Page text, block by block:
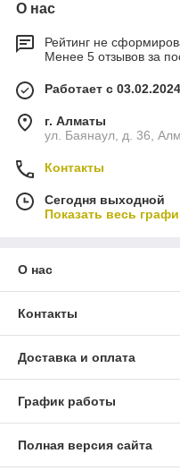
О нас
Рейтинг не
Менее 5 отзывов за
Работает с 03.02.2024
г. Алматы
ул. Баянаул, д. 36,
Контакты
Сегодня выходной
Показать весь
О нас
Контакты
Доставка и оплата
График работы
Полная версия сайта